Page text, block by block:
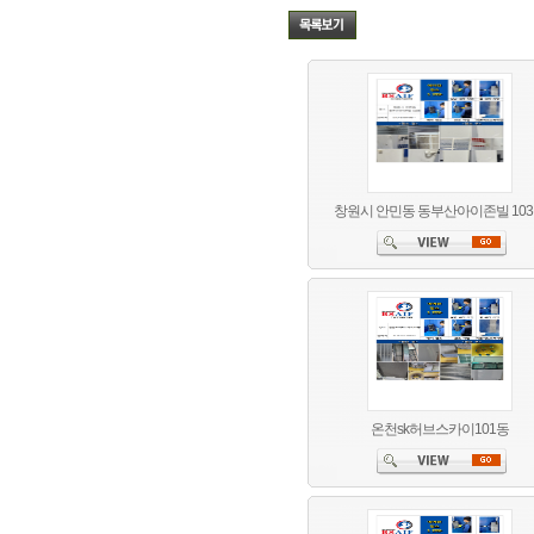
창원시 안민동 동부산아이존빌
온천sk허브스카이101동